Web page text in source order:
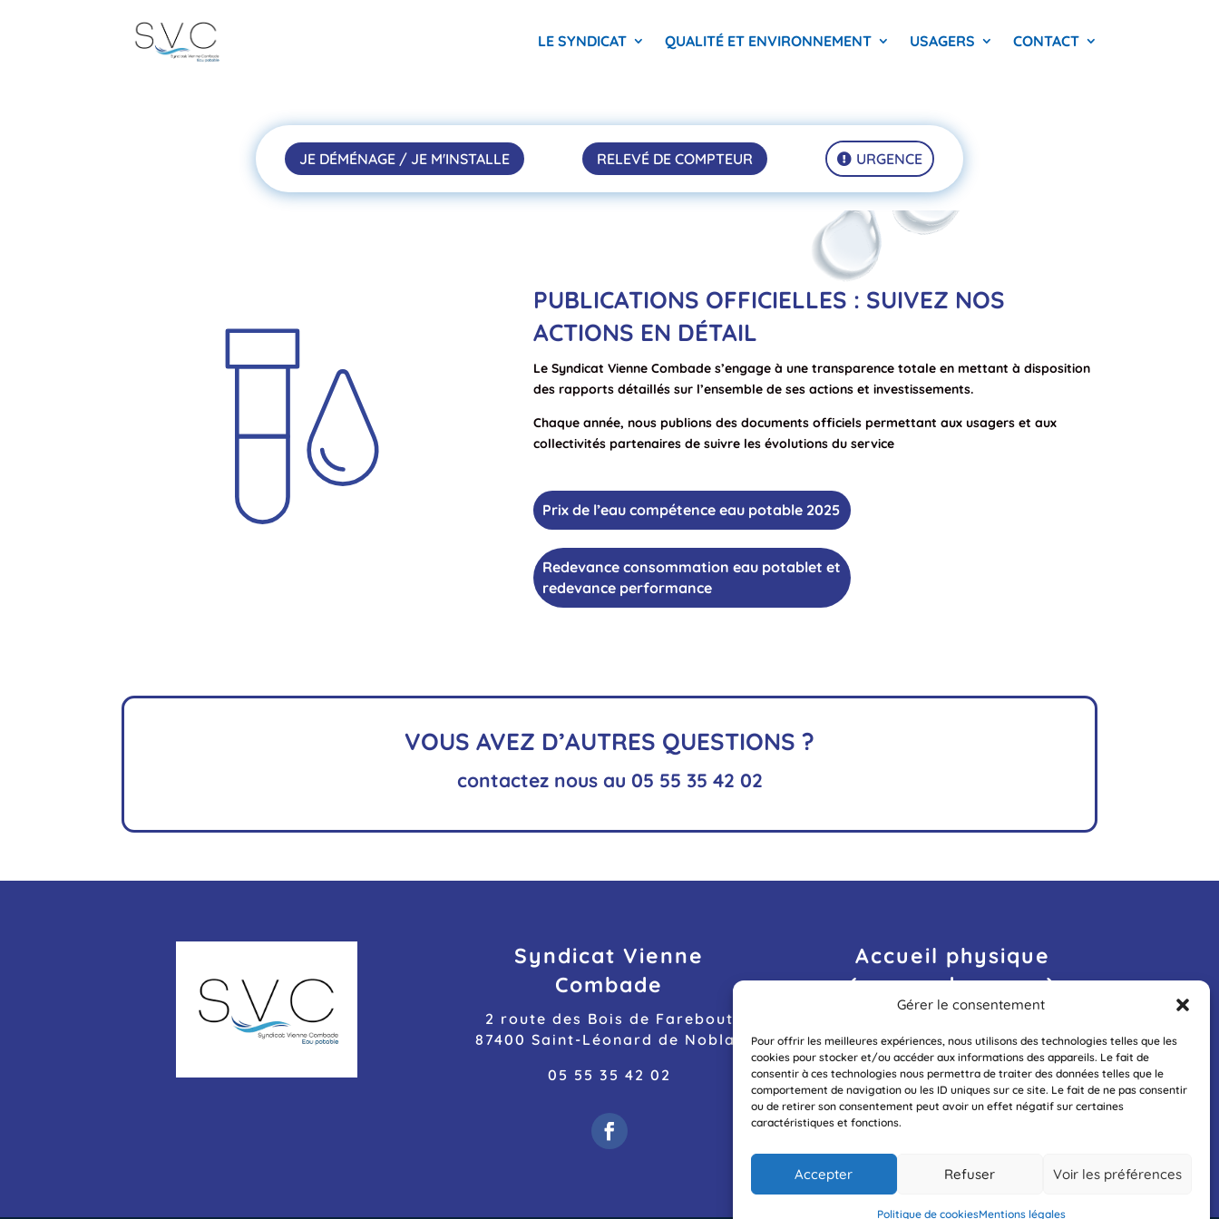
Gérer le consentement
Pour offrir les meilleures expériences, nous utilisons des technologies telles que les
cookies pour stocker et/ou accéder aux informations des appareils. Le fait de
consentir à ces technologies nous permettra de traiter des données telles que le
comportement de navigation ou les ID uniques sur ce site. Le fait de ne pas consentir
ou de retirer son consentement peut avoir un effet négatif sur certaines
caractéristiques et fonctions.
Accepter Refuser Voir les préférences
Politique de cookiesMentions légales
LE SYNDICAT QUALITÉ ET ENVIRONNEMENT USAGERS CONTACT
JE DÉMÉNAGE / JE M'INSTALLE RELEVÉ DE COMPTEUR URGENCE
PUBLICATIONS OFFICIELLES : SUIVEZ NOS
ACTIONS EN DÉTAIL
Le Syndicat Vienne Combade s’engage à une transparence totale en mettant à disposition
des rapports détaillés sur l’ensemble de ses actions et investissements.
Chaque année, nous publions des documents officiels permettant aux usagers et aux
collectivités partenaires de suivre les évolutions du service
Prix de l’eau compétence eau potable 2025
Redevance consommation eau potablet et
redevance performance
VOUS AVEZ D’AUTRES QUESTIONS ?
contactez nous au 05 55 35 42 02
Syndicat Vienne
Combade
2 route des Bois de Farebout
87400 Saint-Léonard de Noblat
05 55 35 42 02
Accueil physique
(sur rendez-vous)
8h30 – 12h
Nous contacter